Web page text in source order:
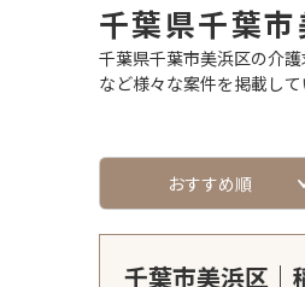
千葉県千葉
千葉県千葉市美浜区の介
など様々な案件を掲載し
おすすめ順
千葉市美浜区｜